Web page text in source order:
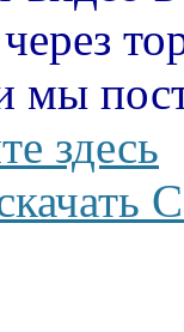
мы
здесь